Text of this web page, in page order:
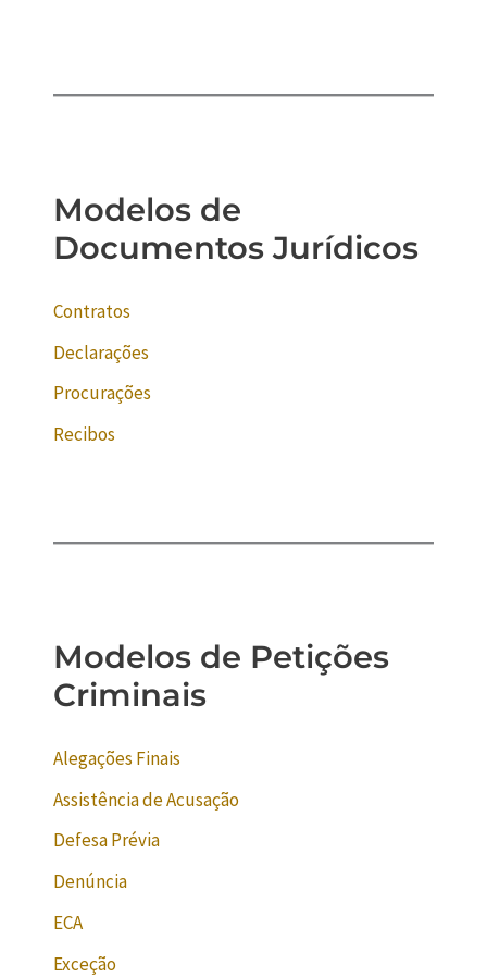
Modelos de
Documentos Jurídicos
Contratos
Declarações
Procurações
Recibos
Modelos de Petições
Criminais
Alegações Finais
Assistência de Acusação
Defesa Prévia
Denúncia
ECA
Exceção